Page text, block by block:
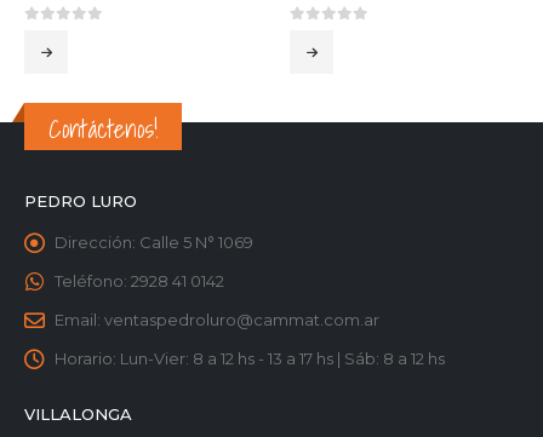
Contáctenos!
PEDRO LURO
Dirección: Calle 5 N° 1069
Teléfono: 2928 41 0142
Email: ventaspedroluro@cammat.com.ar
Horario: Lun-Vier: 8 a 12 hs - 13 a 17 hs | Sáb: 8 a 12 hs
VILLALONGA